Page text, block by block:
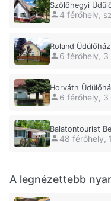
Szőlőhegyi
4 férőhely,
Roland
6 férőhely, 3
Horváth
6 férőhely, 3
48 férőhely,
A legnézettebb